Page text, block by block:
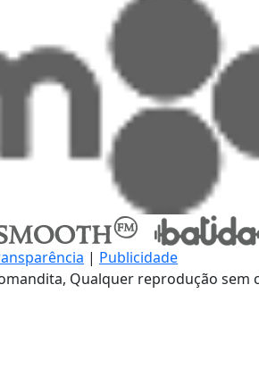
| Publicidade
Qualquer reprodução